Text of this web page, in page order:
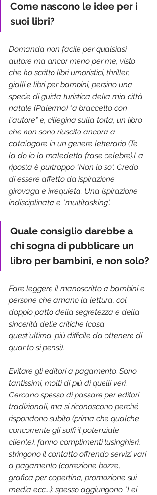
Come nascono le idee per i
suoi libri?
Domanda non facile per qualsiasi
autore ma ancor meno per me, visto
che ho scritto libri umoristici, thriller,
gialli e libri per bambini, persino una
specie di guida turistica della mia città
natale (Palermo) "a braccetto con
l'autore" e, ciliegina sulla torta, un libro
che non sono riuscito ancora a
catalogare in un genere letterario (Te
la do io la maledetta frase celebre).La
riposta è purtroppo "Non lo so". Credo
di essere affetto da ispirazione
girovaga e irrequieta. Una ispirazione
indisciplinata e "multitasking".
Quale consiglio darebbe a
chi sogna di pubblicare un
libro per bambini, e non solo?
Fare leggere il manoscritto a bambini e
persone che amano la lettura, col
doppio patto della segretezza e della
sincerità delle critiche (cosa,
quest'ultima, più difficile da ottenere di
quanto si pensi).
Evitare gli editori a pagamento. Sono
tantissimi, molti di più di quelli veri.
Cercano spesso di passare per editori
tradizionali, ma si riconoscono perché
rispondono subito (prima che qualche
concorrente gli soffi il potenziale
cliente), fanno complimenti lusinghieri,
stringono il contatto offrendo servizi vari
a pagamento (correzione bozze,
grafica per copertina, promozione sui
media ecc...); spesso aggiungono "Lei